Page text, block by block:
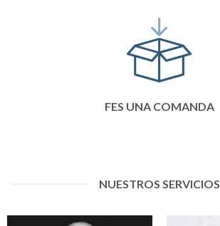
FES UNA COMANDA
NUESTROS SERVICIOS